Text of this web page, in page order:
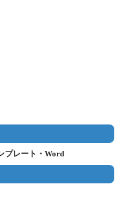
プレート・Word